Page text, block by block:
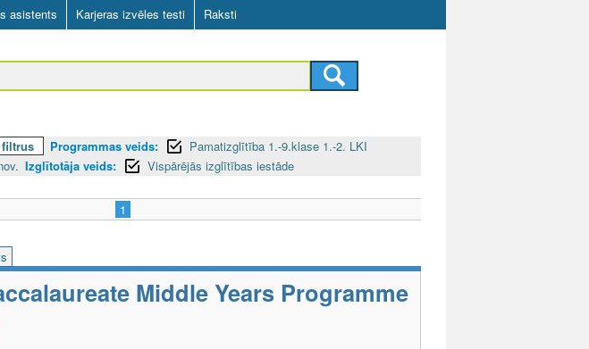
asistents Karjeras izvēles testi Raksti
filtrus Programmas veids:
Pamatizglītība 1.-9.klase 1.-2. LKI
Izglītotāja veids: Vispārējās izglītības iestāde
1
Middle Years Programme